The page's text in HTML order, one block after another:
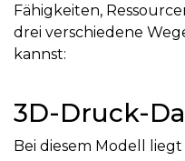
Fähigkeiten,
drei verschiedene
kannst:
3D-Druck-
Bei diesem Modell